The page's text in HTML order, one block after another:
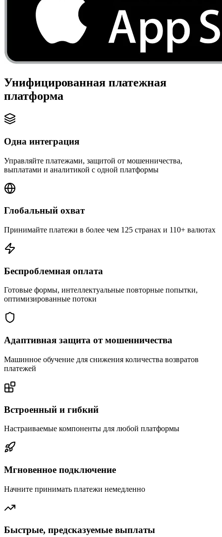
Унифицированная платежная
платформа
Одна интеграция
Управляйте платежами, защитой от мошенничества,
выплатами и аналитикой с одной платформы
Глобальный охват
Принимайте платежи в более чем 125 странах и 110+ валютах
Беспроблемная оплата
Готовые формы, интеллектуальные повторные попытки,
оптимизированные потоки
Адаптивная защита от мошенничества
Машинное обучение для снижения количества возвратов
платежей
Встроенный и гибкий
Настраиваемые компоненты для любой платформы
Мгновенное подключение
Начните принимать платежи немедленно
Быстрые, предсказуемые выплаты